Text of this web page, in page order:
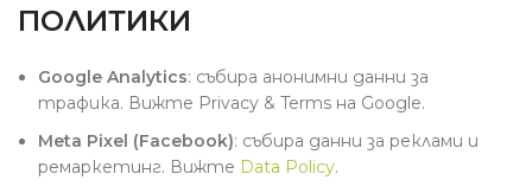
ПОЛИТИКИ
Google Analytics: събира анонимни данни за
трафика. Вижте Privacy & Terms на Google.
Meta Pixel (Facebook): събира данни за реклами и
ремаркетинг. Вижте Data Policy.